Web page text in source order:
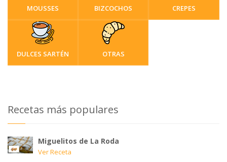
MOUSSES BIZCOCHOS CREPES
DULCES SARTÉN OTRAS
Recetas más populares
Miguelitos de La Roda
Ver Receta